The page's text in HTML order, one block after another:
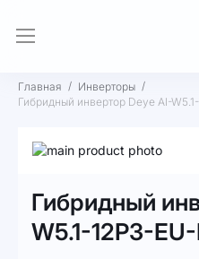
Главная
Инверторы
Гибридный инвертор Deye AI-
Пропустить
галереям
изображений
началу
галереи
изображений
Гибридный
W5.1-12P3-